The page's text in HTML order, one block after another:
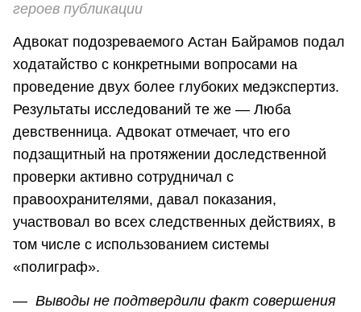
героев публикации
Адвокат подозреваемого Астан Байрамов подал
ходатайство с конкретными вопросами на
проведение двух более глубоких медэкспертиз.
Результаты исследований те же — Люба
девственница. Адвокат отмечает, что его
подзащитный на протяжении доследственной
проверки активно сотрудничал с
правоохранителями, давал показания,
участвовал во всех следственных действиях, в
том числе с использованием системы
«полиграф».
— Выводы не подтвердили факт совершения